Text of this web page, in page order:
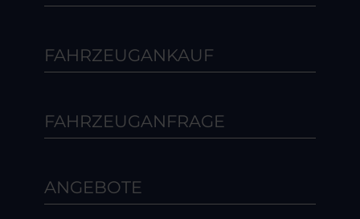
FAHRZEUGANKAUF
FAHRZEUGANFRAGE
ANGEBOTE